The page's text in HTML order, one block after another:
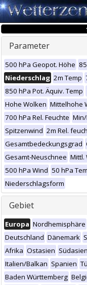
Parameter
500 hPa Geopot. Höhe
Niederschlag 2m Temp
850 hPa Pot. Äquiv. Temp
Hohe Wolken Mittelhohe
700 hPa Rel. Feuchte
Spitzenwind 2m Rel.
Gesamtbedeckungsgrad
Gesamt-Neuschnee Mittl.
500 hPa Wind 50 hPa
Niederschlagsform
Gebiet
Europa Nordhemisphäre
Deutschland Dänemark
Afrika Ostasien Südasien
Italien/Balkan Spanien
Baden Württemberg